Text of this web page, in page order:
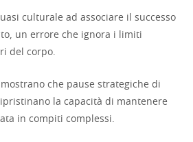
culturale ad associare il successo
un errore che ignora i limiti
del corpo.
che pause strategiche di
la capacità di mantenere
in compiti complessi.